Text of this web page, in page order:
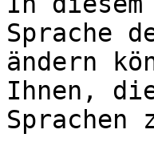
Sprache
ändern
Ihnen,
Sprachen